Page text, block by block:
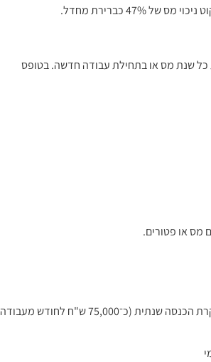
כברירת מחדל.
כל שנת מס או בתחילת עבודה חדשה. בטופס
מס או פטורים.
בעלי תעודת נכות רפואית של 90% ומעלה – פטור עד תקרת הכנסה שנתית (כ־75,000 ש"ח לחודש מעבודה